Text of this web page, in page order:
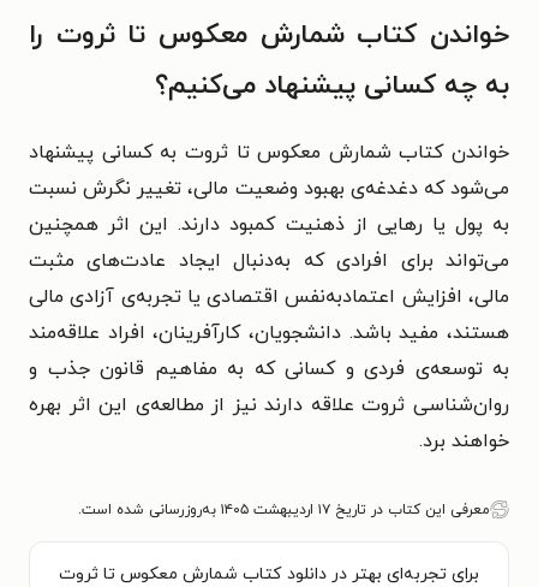
خواندن کتاب شمارش معکوس تا ثروت را
به چه کسانی پیشنهاد می‌کنیم؟
خواندن کتاب شمارش معکوس تا ثروت به کسانی پیشنهاد
می‌شود که دغدغه‌ی بهبود وضعیت مالی، تغییر نگرش نسبت
به پول یا رهایی از ذهنیت کمبود دارند. این اثر همچنین
می‌تواند برای افرادی که به‌دنبال ایجاد عادت‌های مثبت
مالی، افزایش اعتمادبه‌نفس اقتصادی یا تجربه‌ی آزادی مالی
هستند، مفید باشد. دانشجویان، کارآفرینان، افراد علاقه‌مند
به توسعه‌ی فردی و کسانی که به مفاهیم قانون جذب و
روان‌شناسی ثروت علاقه دارند نیز از مطالعه‌ی این اثر بهره
خواهند برد.
معرفی این کتاب در تاریخ ۱۷ اردیبهشت ۱۴۰۵ به‌روزرسانی شده است.
برای تجربه‌ای بهتر در دانلود کتاب شمارش معکوس تا ثروت